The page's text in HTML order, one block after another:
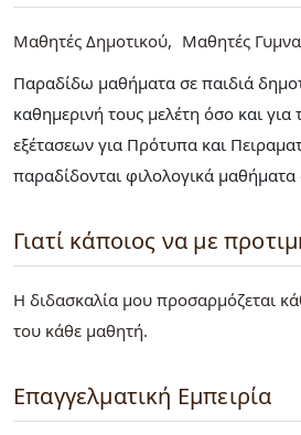
Μαθητές Δημοτικού
Μαθητές
Παραδίδω μαθήματα σε παιδιά
καθημερινή τους μελέτη όσο και για
εξέτασεων για Πρότυπα και
παραδίδονται φιλολογικά
Γιατί κάποιος να με
Η διδασκαλία μου προσαρμόζεται
του κάθε μαθητή.
Επαγγελματική Εμπειρία